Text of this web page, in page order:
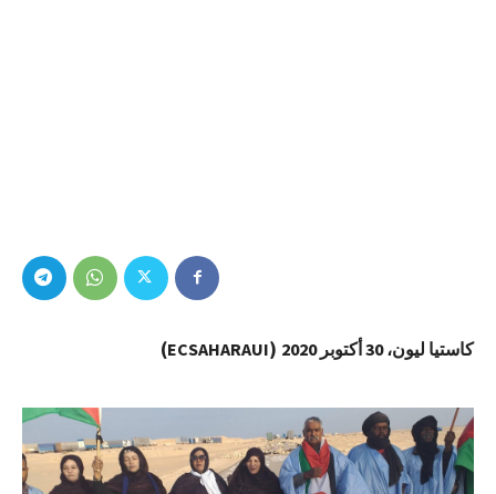
كاستيا ليون، 30 أكتوبر 2020 (
ECSAHARAUI
)